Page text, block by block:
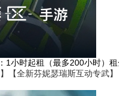
：1小时起租（最多200小时）
【全新芬妮瑟瑞斯互动专武